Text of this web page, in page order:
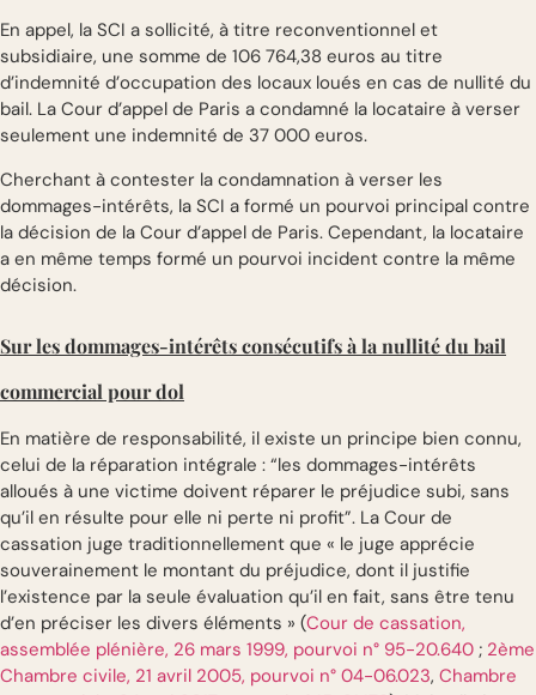
En appel, la SCI a sollicité, à titre reconventionnel et
subsidiaire, une somme de 106 764,38 euros au titre
d’indemnité d’occupation des locaux loués en cas de nullité du
bail. La Cour d’appel de Paris a condamné la locataire à verser
seulement une indemnité de 37 000 euros.
Cherchant à contester la condamnation à verser les
dommages-intérêts, la SCI a formé un pourvoi principal contre
la décision de la Cour d’appel de Paris. Cependant, la locataire
a en même temps formé un pourvoi incident contre la même
décision.
Sur les dommages-intérêts consécutifs à la nullité du bail
commercial pour dol
En matière de responsabilité, il existe un principe bien connu,
celui de la réparation intégrale : “les dommages-intérêts
alloués à une victime doivent réparer le préjudice subi, sans
qu’il en résulte pour elle ni perte ni profit”. La Cour de
cassation juge traditionnellement que « le juge apprécie
souverainement le montant du préjudice, dont il justifie
l’existence par la seule évaluation qu’il en fait, sans être tenu
d’en préciser les divers éléments » (Cour de cassation,
assemblée plénière, 26 mars 1999, pourvoi n° 95-20.640 ; 2ème
Chambre civile, 21 avril 2005, pourvoi n° 04-06.023, Chambre